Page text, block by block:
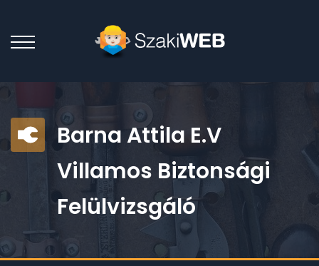
Barna Attila E.v
Villamos Biztonsági
Felülvizsgáló